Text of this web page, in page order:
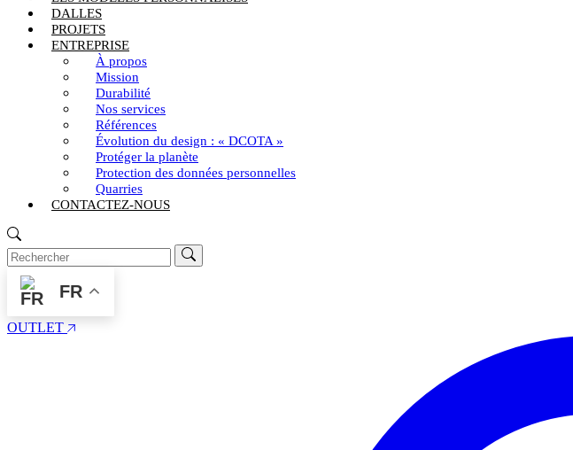
DALLES
PROJETS
ENTREPRISE
À propos
Mission
Durabilité
Nos services
Références
Évolution du design : « DCOTA »
Protéger la planète
Protection des données personnelles
Quarries
CONTACTEZ-NOUS
FR
OUTLET